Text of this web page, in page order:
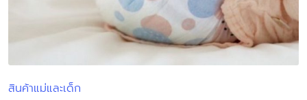
Posted
สินค้าแม่และเด็ก